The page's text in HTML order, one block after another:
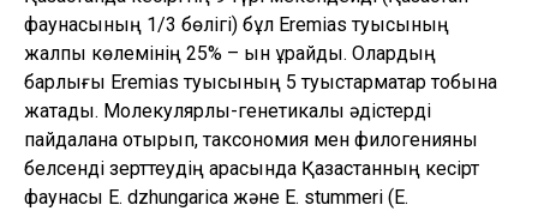
фаунасының 1/3 бөлігі) бұл Eremias туысының
жалпы көлемінің 25% – ын құрайды. Олардың
барлығы Eremias туысының 5 туыстармақтар тобына
жатады. Молекулярлы-генетикалық әдістерді
пайдалана отырып, таксономия мен филогенияны
белсенді зерттеудің арқасында Қазақстанның кесірт
фаунасы E. dzhungarica және E. stummeri (E.